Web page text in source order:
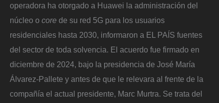
operadora ha otorgado a Huawei la administración del
núcleo o core de su red 5G para los usuarios
residenciales hasta 2030, informaron a EL PAÍS fuentes
del sector de toda solvencia. El acuerdo fue firmado en
diciembre de 2024, bajo la presidencia de José María
Álvarez-Pallete y antes de que le relevara al frente de la
compañía el actual presidente, Marc Murtra. Se trata del